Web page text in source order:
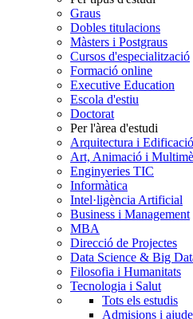
Graus
Dobles titulacions
Màsters i Postgraus
Cursos d'especialització
Formació online
Executive Education
Escola d'estiu
Doctorat
Per l'àrea d'estudi
Arquitectura i Edificació
Art, Animació i
Enginyeries TIC
Informàtica
Intel·ligència Artificial
Business i Management
MBA
Direcció de Projectes
Data Science & Big
Filosofia i Humanitats
Tecnologia i Salut
Tots els estudis
Admisions i